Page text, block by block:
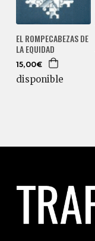
EL ROMPECABEZAS DE
LA EQUIDAD
15,00€
disponible